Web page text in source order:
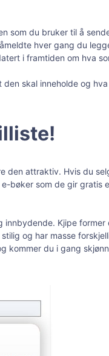
som du bruker til å
hver gang du
i framtiden om hva
skal inneholde og
attraktiv. Hvis du
som de gir gratis
Kjipe
og har masse
kommer du i gang